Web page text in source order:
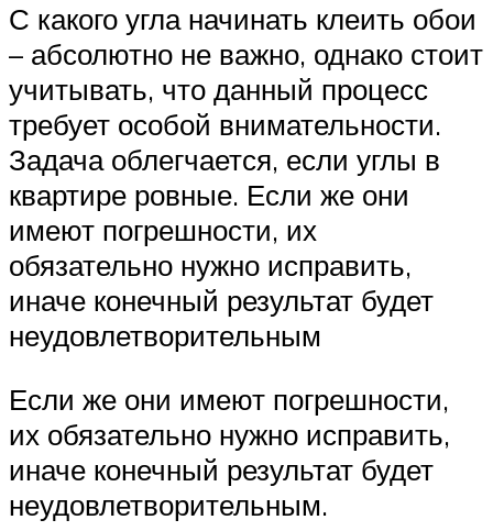
С какого угла начинать клеить обои
– абсолютно не важно, однако стоит
учитывать, что данный процесс
требует особой внимательности.
Задача облегчается, если углы в
квартире ровные. Если же они
имеют погрешности, их
обязательно нужно исправить,
иначе конечный результат будет
неудовлетворительным
Если же они имеют погрешности,
их обязательно нужно исправить,
иначе конечный результат будет
неудовлетворительным.